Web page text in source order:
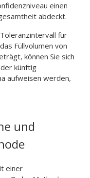
einen
abdeckt.
für
Füllvolumen von
können Sie sich
künftig
aufweisen werden,
und
einer